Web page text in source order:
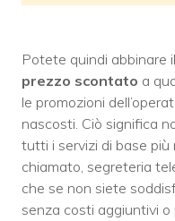
Potete quindi abbinare
prezzo scontato a
le promozioni
nascosti. Ciò significa
tutti i servizi di base
chiamato, segreteria
che se non siete
senza costi aggiuntivi o